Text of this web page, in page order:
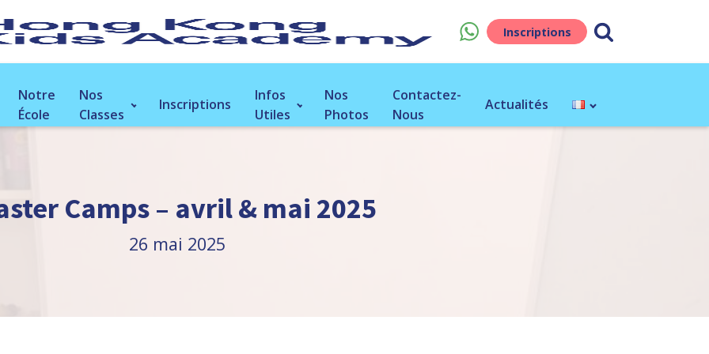
Inscriptions
Notre
École
Nos
Classes
Inscriptions
Infos
Utiles
Nos
Photos
Contactez-
Nous
Actualités
Camps – avril & mai 2025
26 mai 2025